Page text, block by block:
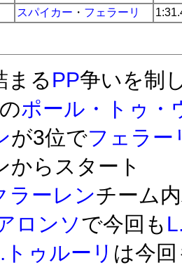
スパイカー ・ フェラーリ
まる PP争いを制
のポール・トゥ・
が3位でフェラー
からスタート
ラーレンチーム
ロンソで今回も
トゥルーリ は今